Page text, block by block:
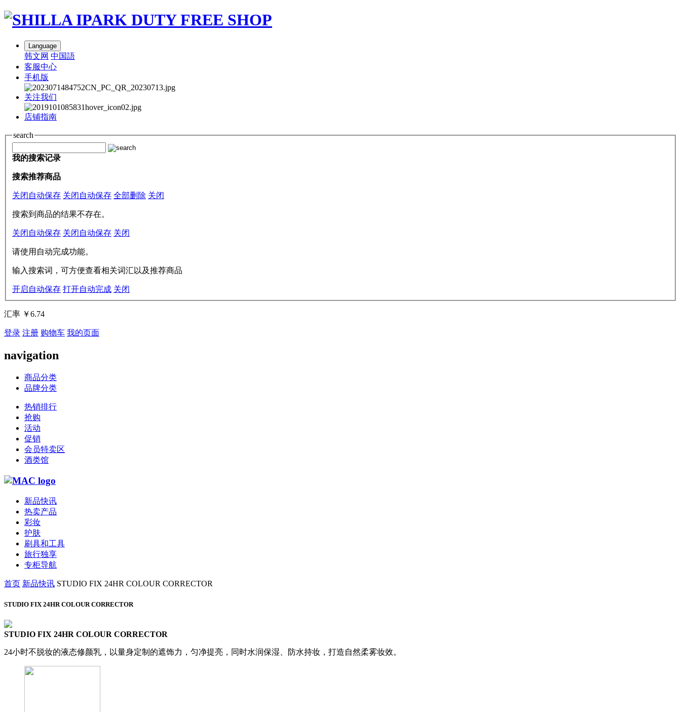
Language
韩文网 中国語
客服中心
手机版
关注我们
店铺指南
search
我的搜索记录
搜索推荐商品
关闭自动保存 关闭自动保存 全部删除 关闭
搜索到商品的结果不存在。
关闭自动保存 关闭自动保存 关闭
请使用自动完成功能。
输入搜索词，可方便查看相关词汇以及推荐商品
开启自动保存 打开自动完成 关闭
汇率 ￥6.74
登录 注册 购物车 我的页面
navigation
商品分类
品牌分类
热销排行
抢购
活动
促销
会员特卖区
酒类馆
新品快讯
热卖产品
彩妆
护肤
刷具和工具
旅行独享
专柜导航
首页 新品快讯 STUDIO FIX 24HR COLOUR CORRECTOR
STUDIO FIX 24HR COLOUR CORRECTOR
STUDIO FIX 24HR COLOUR CORRECTOR
24小时不脱妆的液态修颜乳，以量身定制的遮饰力，匀净提亮，同时水润保湿、防水持妆，打造自然柔雾妆效。